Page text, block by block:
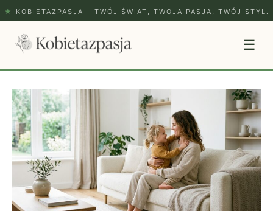
★ KOBIETAZPASJA – TWÓJ ŚWIAT, TWOJA PASJA, TWÓJ STYL.
☰